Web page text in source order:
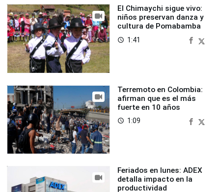
El Chimaychi sigue vivo:
niños preservan danza y
cultura de Pomabamba
access_time 1:41
Terremoto en Colombia:
afirman que es el más
fuerte en 10 años
access_time 1:09
Feriados en lunes: ADEX
detalla impacto en la
productividad